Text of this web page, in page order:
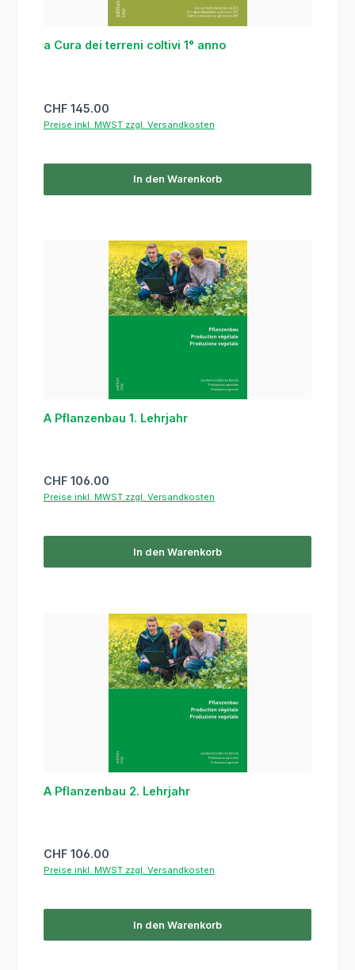
a Cura dei terreni coltivi 1° anno
Regulärer Preis:
CHF 145.00
Preise inkl. MWST zzgl. Versandkosten
In den Warenkorb
A Pflanzenbau 1. Lehrjahr
Regulärer Preis:
CHF 106.00
Preise inkl. MWST zzgl. Versandkosten
In den Warenkorb
A Pflanzenbau 2. Lehrjahr
Regulärer Preis:
CHF 106.00
Preise inkl. MWST zzgl. Versandkosten
In den Warenkorb